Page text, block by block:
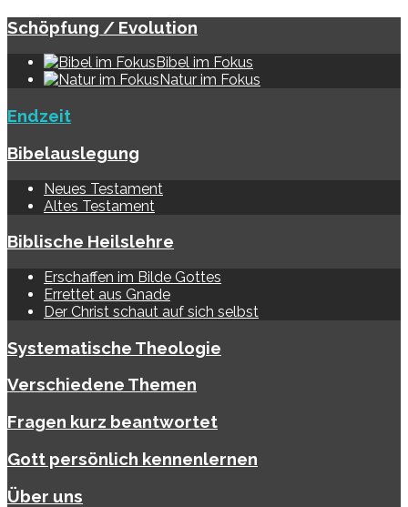
Schöpfung / Evolution
Bibel im Fokus
Natur im Fokus
Endzeit
Bibelauslegung
Neues Testament
Altes Testament
Biblische Heilslehre
Erschaffen im Bilde Gottes
Errettet aus Gnade
Der Christ schaut auf sich selbst
Systematische Theologie
Verschiedene Themen
Fragen kurz beantwortet
Gott persönlich kennenlernen
Über uns